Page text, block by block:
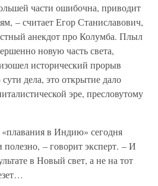
части ошибочна, приводит
– считает Егор Станиславович,
анекдот про Колумба. Плыл
новую часть света,
исторический прорыв
дела, это открытие дало
эре, пресловутому
«плавания в Индию» сегодня
– говорит эксперт. – И
в Новый свет, а не на тот